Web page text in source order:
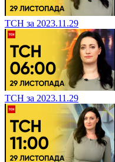
ТСН за 2023.11.29
ТСН за 2023.11.29